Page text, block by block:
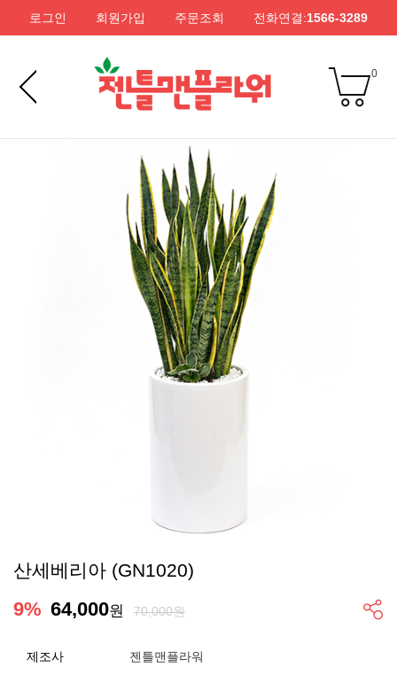
로그인 회원가입 주문조회 전화연결:1566-3289
0
산세베리아 (GN1020)
9% 64,000원 70,000원
제조사
젠틀맨플라워